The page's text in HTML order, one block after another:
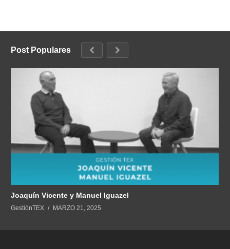
Post Populares
Joaquín Vicente y Manuel Iguazel
GestiónTEX MARZO 21, 2025